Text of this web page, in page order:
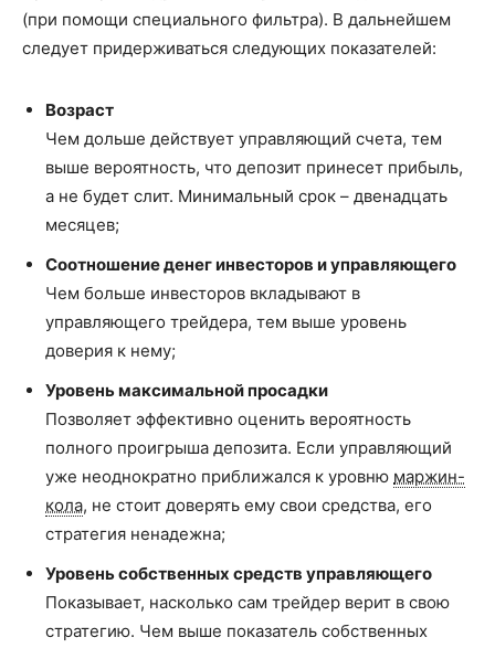
(при помощи специального фильтра). В дальнейшем
следует придерживаться следующих показателей:
Возраст
Чем дольше действует управляющий счета, тем
выше вероятность, что депозит принесет прибыль,
а не будет слит. Минимальный срок – двенадцать
месяцев;
Соотношение денег инвесторов и управляющего
Чем больше инвесторов вкладывают в
управляющего трейдера, тем выше уровень
доверия к нему;
Уровень максимальной просадки
Позволяет эффективно оценить вероятность
полного проигрыша депозита. Если управляющий
уже неоднократно приближался к уровню маржин-
кола, не стоит доверять ему свои средства, его
стратегия ненадежна;
Уровень собственных средств управляющего
Показывает, насколько сам трейдер верит в свою
стратегию. Чем выше показатель собственных